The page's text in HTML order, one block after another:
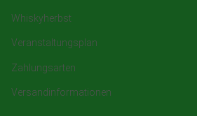
Whiskyherbst
Veranstaltungsplan
Zahlungsarten
Versandinformationen